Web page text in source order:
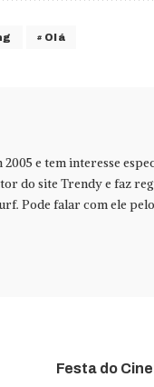
Olá
e tem interesse
do site Trendy e faz
Pode falar com ele
Festa do